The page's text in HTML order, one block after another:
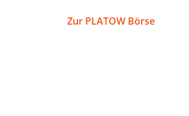
Zur PLATOW Börse